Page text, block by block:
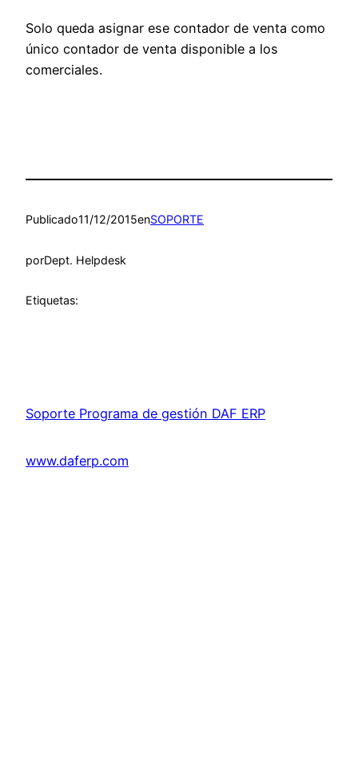
Solo queda asignar ese contador de venta como
único contador de venta disponible a los
comerciales.
Publicado11/12/2015enSOPORTE
porDept. Helpdesk
Etiquetas:
Soporte Programa de gestión DAF ERP
www.daferp.com